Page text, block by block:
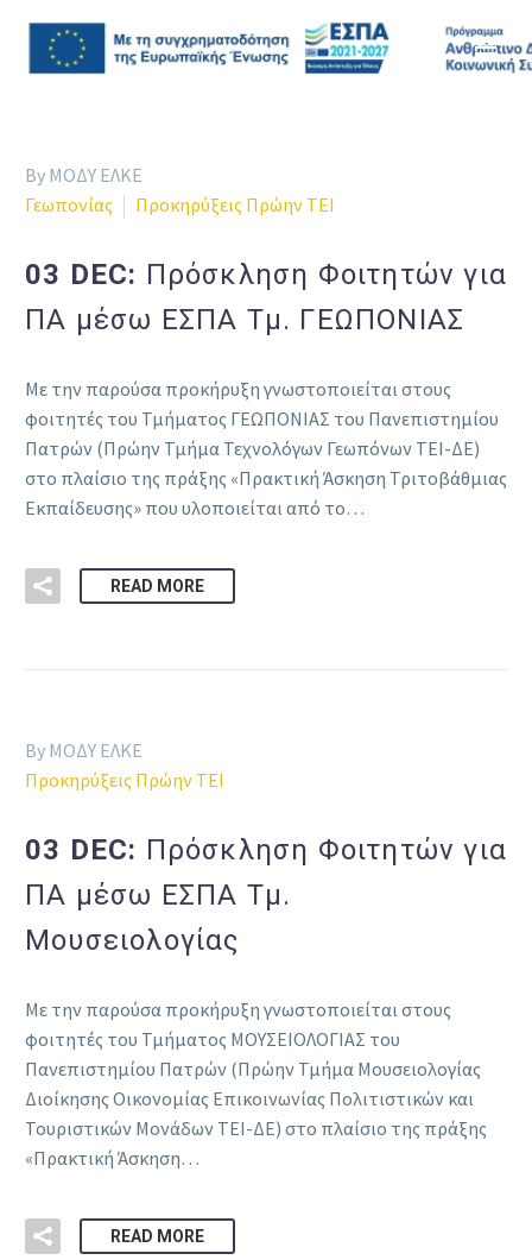
By ΜΟΔΥ ΕΛΚΕ
Γεωπονίας
Προκηρύξεις Πρώην ΤΕΙ
03 DEC: Πρόσκληση Φοιτητών για
ΠΑ μέσω ΕΣΠΑ Τμ. ΓΕΩΠΟΝΙΑΣ
Με την παρούσα προκήρυξη γνωστοποιείται στους
φοιτητές του Τμήματος ΓΕΩΠΟΝΙΑΣ του Πανεπιστημίου
Πατρών (Πρώην Τμήμα Τεχνολόγων Γεωπόνων ΤΕΙ-ΔΕ)
στο πλαίσιο της πράξης «Πρακτική Άσκηση Τριτοβάθμιας
Εκπαίδευσης» που υλοποιείται από το…
READ MORE
By ΜΟΔΥ ΕΛΚΕ
Προκηρύξεις Πρώην ΤΕΙ
03 DEC: Πρόσκληση Φοιτητών για
ΠΑ μέσω ΕΣΠΑ Τμ.
Μουσειολογίας
Με την παρούσα προκήρυξη γνωστοποιείται στους
φοιτητές του Τμήματος ΜΟΥΣΕΙΟΛΟΓΙΑΣ του
Πανεπιστημίου Πατρών (Πρώην Τμήμα Μουσειολογίας
Διοίκησης Οικονομίας Επικοινωνίας Πολιτιστικών και
Τουριστικών Μονάδων ΤΕΙ-ΔΕ) στο πλαίσιο της πράξης
«Πρακτική Άσκηση…
READ MORE